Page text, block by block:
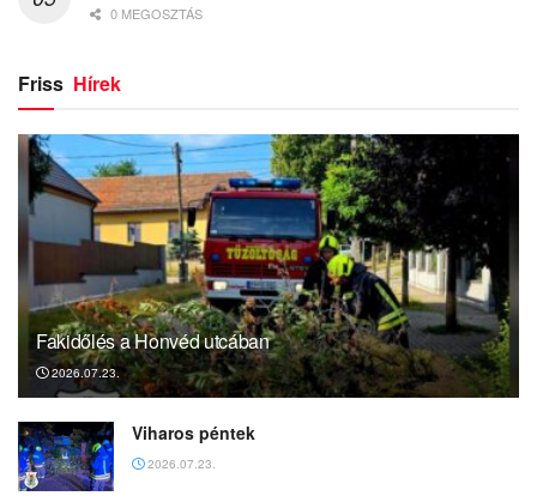
0 MEGOSZTÁS
Friss Hírek
Fakidőlés a Honvéd utcában
2026.07.23.
Viharos péntek
2026.07.23.